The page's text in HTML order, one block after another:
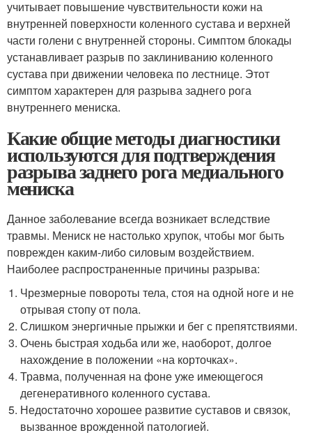
учитывает повышение чувствительности кожи на
внутренней поверхности коленного сустава и верхней
части голени с внутренней стороны. Симптом блокады
устанавливает разрыв по заклиниванию коленного
сустава при движении человека по лестнице. Этот
симптом характерен для разрыва заднего рога
внутреннего мениска.
Какие общие методы диагностики
используются для подтверждения
разрыва заднего рога медиального
мениска
Данное заболевание всегда возникает вследствие
травмы. Мениск не настолько хрупок, чтобы мог быть
поврежден каким-либо силовым воздействием.
Наиболее распространенные причины разрыва:
Чрезмерные повороты тела, стоя на одной ноге и не
отрывая стопу от пола.
Слишком энергичные прыжки и бег с препятствиями.
Очень быстрая ходьба или же, наоборот, долгое
нахождение в положении «на корточках».
Травма, полученная на фоне уже имеющегося
дегенеративного коленного сустава.
Недостаточно хорошее развитие суставов и связок,
вызванное врожденной патологией.